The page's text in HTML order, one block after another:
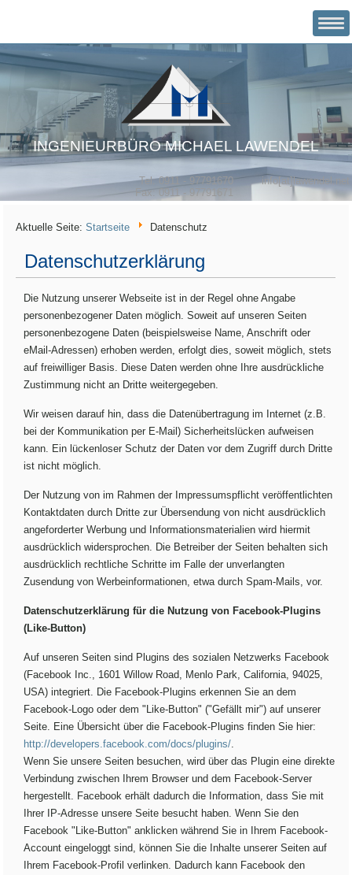
INGENIEURBÜRO MICHAEL LAWENDEL
Tel: 0911 - 97791670
Fax: 0911 - 97791671
info[at]lawendel.net
Aktuelle Seite:Startseite Datenschutz
Datenschutzerklärung
Die Nutzung unserer Webseite ist in der Regel ohne Angabe
personenbezogener Daten möglich. Soweit auf unseren Seiten
personenbezogene Daten (beispielsweise Name, Anschrift oder
eMail-Adressen) erhoben werden, erfolgt dies, soweit möglich, stets
auf freiwilliger Basis. Diese Daten werden ohne Ihre ausdrückliche
Zustimmung nicht an Dritte weitergegeben.
Wir weisen darauf hin, dass die Datenübertragung im Internet (z.B.
bei der Kommunikation per E-Mail) Sicherheitslücken aufweisen
kann. Ein lückenloser Schutz der Daten vor dem Zugriff durch Dritte
ist nicht möglich.
Der Nutzung von im Rahmen der Impressumspflicht veröffentlichten
Kontaktdaten durch Dritte zur Übersendung von nicht ausdrücklich
angeforderter Werbung und Informationsmaterialien wird hiermit
ausdrücklich widersprochen. Die Betreiber der Seiten behalten sich
ausdrücklich rechtliche Schritte im Falle der unverlangten
Zusendung von Werbeinformationen, etwa durch Spam-Mails, vor.
Datenschutzerklärung für die Nutzung von Facebook-Plugins
(Like-Button)
Auf unseren Seiten sind Plugins des sozialen Netzwerks Facebook
(Facebook Inc., 1601 Willow Road, Menlo Park, California, 94025,
USA) integriert. Die Facebook-Plugins erkennen Sie an dem
Facebook-Logo oder dem "Like-Button" ("Gefällt mir") auf unserer
Seite. Eine Übersicht über die Facebook-Plugins finden Sie hier:
http://developers.facebook.com/docs/plugins/
Wenn Sie unsere Seiten besuchen, wird über das Plugin eine direkte
Verbindung zwischen Ihrem Browser und dem Facebook-Server
hergestellt. Facebook erhält dadurch die Information, dass Sie mit
Ihrer IP-Adresse unsere Seite besucht haben. Wenn Sie den
Facebook "Like-Button" anklicken während Sie in Ihrem Facebook-
Account eingeloggt sind, können Sie die Inhalte unserer Seiten auf
Ihrem Facebook-Profil verlinken. Dadurch kann Facebook den